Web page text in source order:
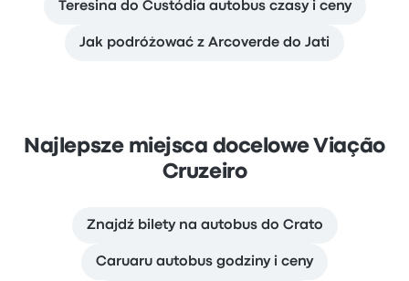
Teresina do Custódia autobus czasy i ceny
Jak podróżować z Arcoverde do Jati
Najlepsze miejsca docelowe Viação
Cruzeiro
Znajdź bilety na autobus do Crato
Caruaru autobus godziny i ceny